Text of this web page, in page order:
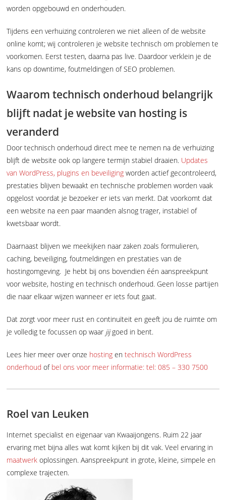
worden opgebouwd en onderhouden.
Tijdens een verhuizing controleren we niet alleen of de website
online komt; wij controleren je website technisch om problemen te
voorkomen. Eerst testen, daarna pas live. Daardoor verklein je de
kans op downtime, foutmeldingen of SEO problemen.
Waarom technisch onderhoud belangrijk
blijft nadat je website van hosting is
veranderd
Door technisch onderhoud direct mee te nemen na de verhuizing
blijft de website ook op langere termijn stabiel draaien. Updates
van WordPress, plugins en beveiliging worden actief gecontroleerd,
prestaties blijven bewaakt en technische problemen worden vaak
opgelost voordat je bezoeker er iets van merkt. Dat voorkomt dat
een website na een paar maanden alsnog trager, instabiel of
kwetsbaar wordt.
Daarnaast blijven we meekijken naar zaken zoals formulieren,
caching, beveiliging, foutmeldingen en prestaties van de
hostingomgeving. Je hebt bij ons bovendien één aanspreekpunt
voor website, hosting en technisch onderhoud. Geen losse partijen
die naar elkaar wijzen wanneer er iets fout gaat.
Dat zorgt voor meer rust en continuïteit en geeft jou de ruimte om
je volledig te focussen op waar jijgoed in bent.
Lees hier meer over onze hosting entechnisch WordPress
onderhoud of bel ons voor meer informatie: tel: 085 – 330 7500
Roel van Leuken
Internet specialist en eigenaar van Kwaaijongens. Ruim 22 jaar
ervaring met bijna alles wat komt kijken bij dit vak. Veel ervaring in
maatwerk oplossingen. Aanspreekpunt in grote, kleine, simpele en
complexe trajecten.